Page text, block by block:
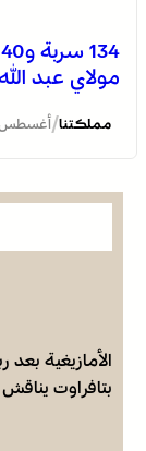
مولاي عبد
مملكتنا/ أغسطس 8,
بولمان تفتتح
الأمازيغية
بتافراوت